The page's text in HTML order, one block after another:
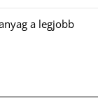
a legjobb